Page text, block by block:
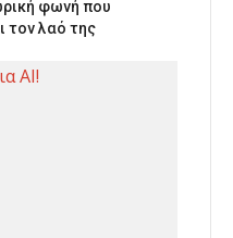
φωνή που
τον λαό της